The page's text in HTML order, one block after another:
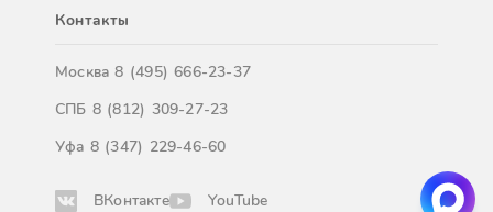
Контакты
Москва8 (495) 666-23-37
СПБ 8 (812) 309-27-23
Уфа 8 (347) 229-46-60
ВКонтакте YouTube